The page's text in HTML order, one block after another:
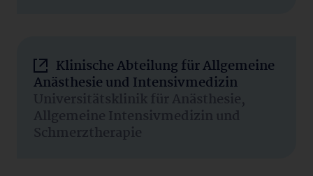
Klinische Abteilung für Allgemeine
Anästhesie und Intensivmedizin
Universitätsklinik für Anästhesie,
Allgemeine Intensivmedizin und
Schmerztherapie